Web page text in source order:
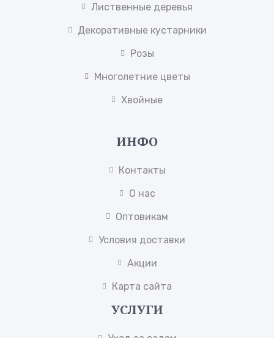
Лиственные деревья
Декоративные кустарники
Розы
Многолетние цветы
Хвойные
ИНФО
Контакты
О нас
Оптовикам
Условия доставки
Акции
Карта сайта
УСЛУГИ